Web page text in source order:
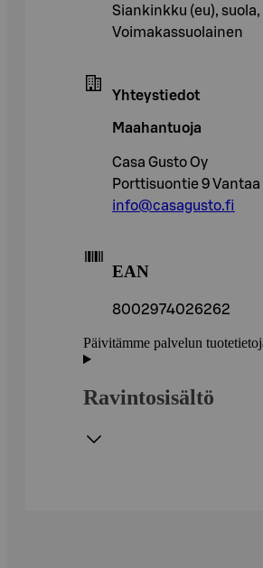
Siankinkku (eu),
Voimakassuolainen
Yhteystiedot
Maahantuoja
Casa Gusto Oy
Porttisuontie 9
info@casagusto.fi
EAN
8002974026262
Päivitämme palvelun
Ravintosisältö